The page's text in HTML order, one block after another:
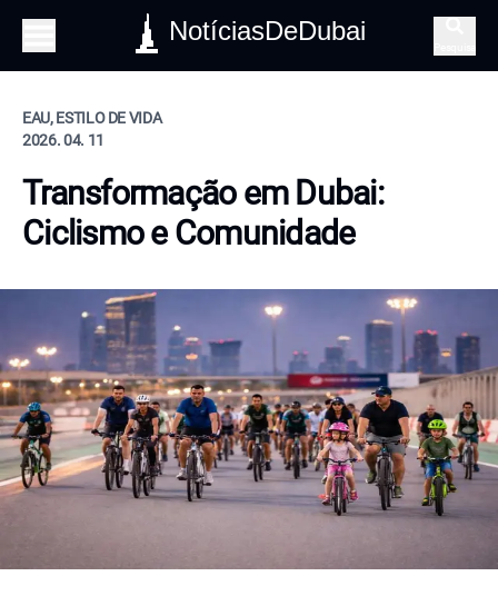
NotíciasDeDubai
EAU, ESTILO DE VIDA
2026. 04. 11
Transformação em Dubai:
Ciclismo e Comunidade